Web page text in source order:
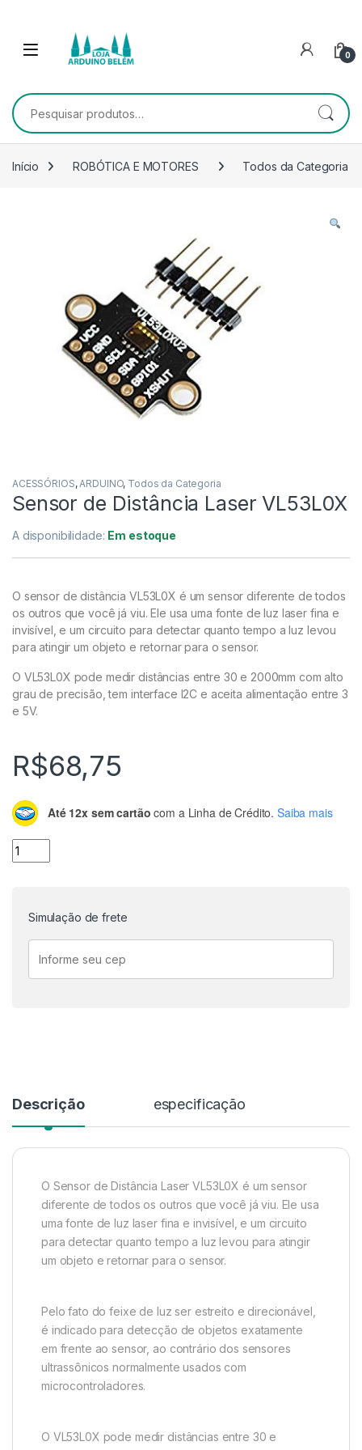
0
Pesquisar por:
Início ROBÓTICA E MOTORES Todos da Categoria
ACESSÓRIOS, ARDUINO, Todos da Categoria
Sensor de Distância Laser VL53L0X
A disponibilidade: Em estoque
O sensor de distância VL53L0X é um sensor diferente de todos
os outros que você já viu. Ele usa uma fonte de luz laser fina e
invisível, e um circuito para detectar quanto tempo a luz levou
para atingir um objeto e retornar para o sensor.
O VL53L0X pode medir distâncias entre 30 e 2000mm com alto
grau de precisão, tem interface I2C e aceita alimentação entre 3
e 5V.
R$68,75
Até 12x sem cartão com a Linha de Crédito. Saiba mais
Sensor de Distância Laser VL53L0X quantidade
Simulação de frete
Descrição especificação
O Sensor de Distância Laser VL53L0X é um sensor
diferente de todos os outros que você já viu. Ele usa
uma fonte de luz laser fina e invisível, e um circuito
para detectar quanto tempo a luz levou para atingir
um objeto e retornar para o sensor.
Pelo fato do feixe de luz ser estreito e direcionável,
é indicado para detecção de objetos exatamente
em frente ao sensor, ao contrário dos sensores
ultrassônicos normalmente usados com
microcontroladores.
O VL53L0X pode medir distâncias entre 30 e